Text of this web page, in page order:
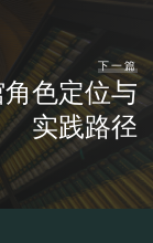
下一篇
色定位与
实践路径